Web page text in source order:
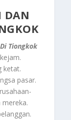
DAN
Tiongkok
ketat.
pasar.